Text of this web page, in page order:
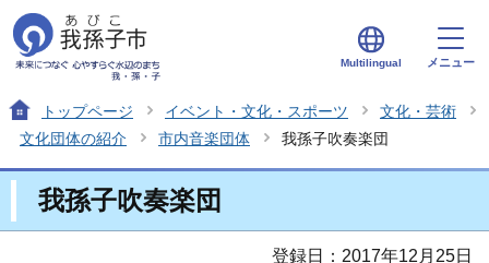
Multilingual メニュー
トップページ イベント・文化・スポーツ
文化・芸術
文化団体の紹介
市内音楽団体 我孫子吹奏楽団
我孫子吹奏楽団
登録日：2017年12月25日